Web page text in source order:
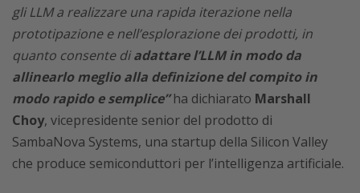
gli LLM a realizzare una rapida iterazione nella
prototipazione e nell’esplorazione dei prodotti, in
quanto consente diadattare l’LLM in modo da
allinearlo meglio alla definizione del compito in
modo rapido e semplice”ha dichiarato Marshall
Choy, vicepresidente senior del prodotto di
SambaNova Systems, una startup della Silicon Valley
che produce semiconduttori per l’intelligenza artificiale.